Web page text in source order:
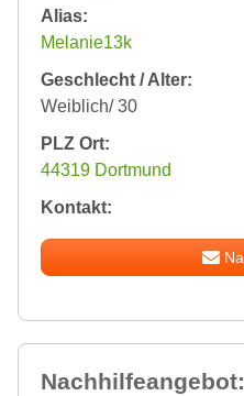
Alias:
Melanie13k
Geschlecht / Alter:
Weiblich/ 30
PLZ Ort:
44319 Dortmund
Kontakt: